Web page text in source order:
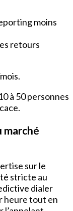
moins
retours
à 50 personnes
marché
sur le
stricte au
dialer
heure tout en